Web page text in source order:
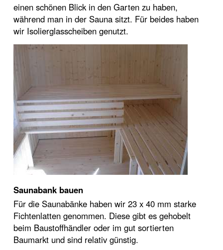
einen schönen Blick in den Garten zu haben,
während man in der Sauna sitzt. Für beides haben
wir Isolierglasscheiben genutzt.
Saunabank bauen
Für die Saunabänke haben wir 23 x 40 mm starke
Fichtenlatten genommen. Diese gibt es gehobelt
beim Baustoffhändler oder im gut sortierten
Baumarkt und sind relativ günstig.